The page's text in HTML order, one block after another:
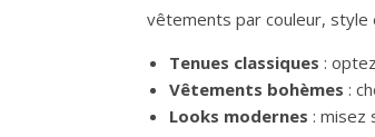
vêtements par couleur, style
Tenues classiques :
Vêtements bohèmes :
Looks modernes : misez